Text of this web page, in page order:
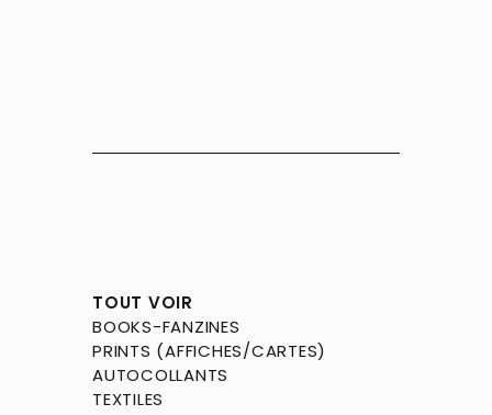
TOUT VOIR
BOOKS-FANZINES
PRINTS (AFFICHES/CARTES)
AUTOCOLLANTS
TEXTILES